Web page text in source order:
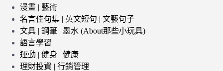
漫畫 | 藝術
名言佳句集 | 英文短句 | 文藝句子
文具 | 鋼筆 | 墨水 (About那些小玩具)
語言學習
運動 | 健身 | 健康
理財投資 | 行銷管理